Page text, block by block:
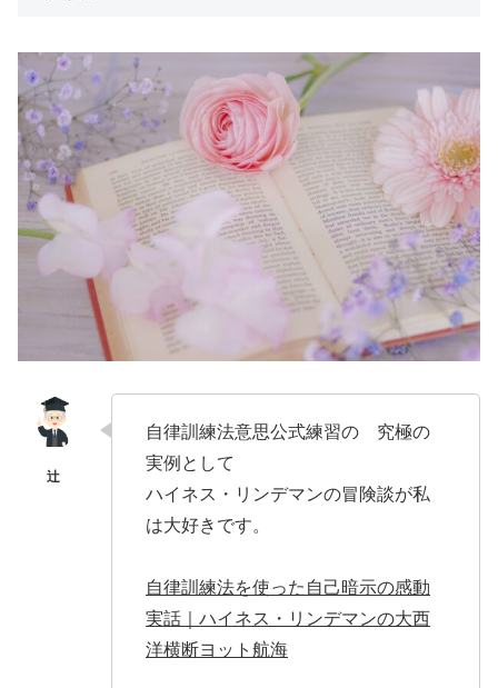
自律訓練法意思公式練習の 究極の
実例として
ハイネス・リンデマンの冒険談が私
は大好きです。
自律訓練法を使った自己暗示の感動
実話｜ハイネス・リンデマンの大西
洋横断ヨット航海